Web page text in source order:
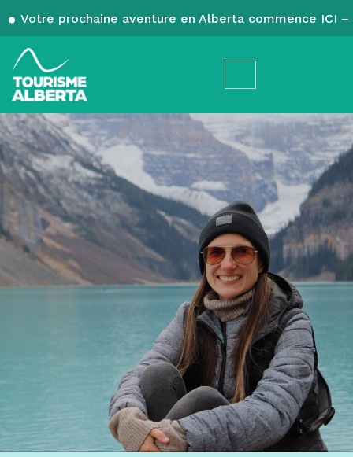
Votre prochaine aventure en Alberta commence ICI